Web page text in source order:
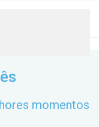
momentos